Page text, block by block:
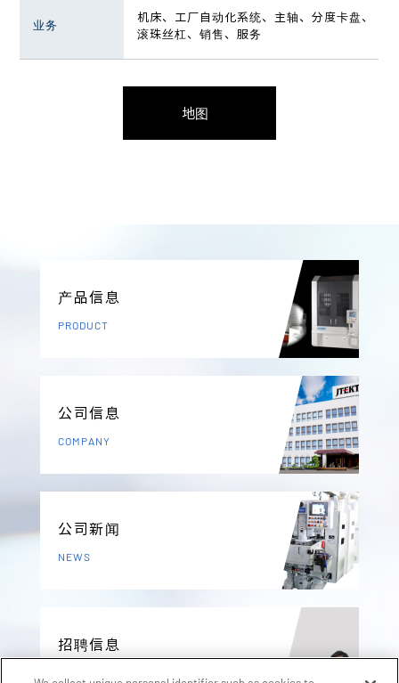
业务
机床、工厂自动化系统、主轴、分度卡盘、
滚珠丝杠、销售、服务
地图
产品信息
PRODUCT
公司信息
COMPANY
公司新闻
NEWS
招聘信息